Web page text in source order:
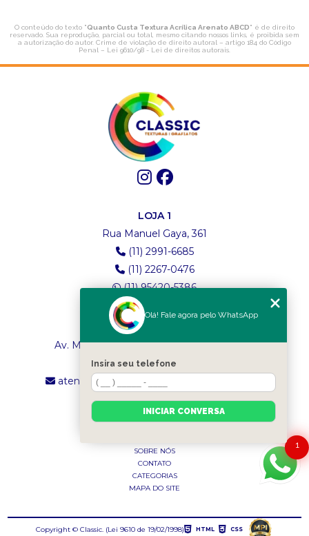
O conteúdo do texto "Quanto Custa Textura Acrílica Arenato ABCD" é de direito
reservado. Sua reprodução, parcial ou total, mesmo citando nossos links, é proibida sem
a autorização do autor. Crime de violação de direito autoral – artigo 184 do Código
Penal – Lei 9610/98 - Lei de direitos autorais
LOJA 1
Rua Manuel Gaya, 361
(11) 2991-6685
(11) 2267-0476
(11) 95420-5386
LOJA 2
Av. Maria Amália Lopes de Azevedo, 4260
(11) 2241-8434
atendimento.classictexturas@outlook.com
MENU
SOBRE NÓS
CONTATO
CATEGORIAS
MAPA DO SITE
Copyright © Classic. (Lei 9610 de 19/02/1998) HTML CSS
1
Olá! Fale agora pelo WhatsApp
Insira seu telefone
INICIAR CONVERSA